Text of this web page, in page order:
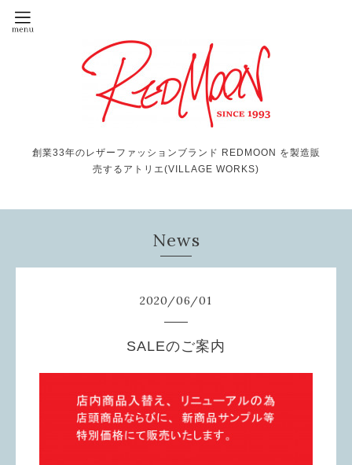
創業33年のレザーファッションブランド REDMOON を製造販
売するアトリエ(VILLAGE WORKS)
News
2020/06/01
SALEのご案内